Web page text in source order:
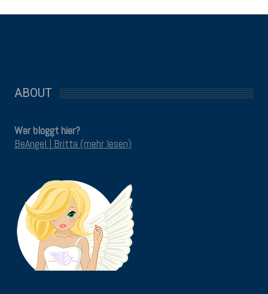
ABOUT
Wer bloggt hier?
BeAngel | Britta (mehr lesen)